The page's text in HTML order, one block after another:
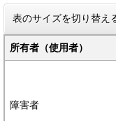
表のサイズを切り替え
所有者（使用者）
障害者